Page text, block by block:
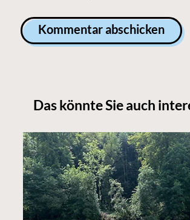
Das könnte Sie auch